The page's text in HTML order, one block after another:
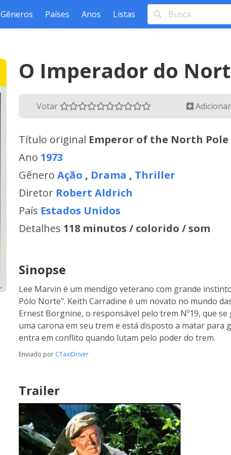
Gêneros Países Anos Listas
O Imperador do
Votar
Título original Emperor of the North Pole
Ano 1973
Gênero Ação , Drama , Thriller
Diretor Robert Aldrich
País Estados Unidos
Detalhes 118 minutos / colorido / som
Sinopse
Lee Marvin é um mendigo veterano com grande
Pólo Norte". Keith Carradine é um novato no mundo
Ernest Borgnine, o responsável pelo trem Nº19, que
uma carona em seu trem e está disposto a matar para
entra em conflito quando lutam pelo poder do trem.
Enviado por CTaxiDriver
Trailer